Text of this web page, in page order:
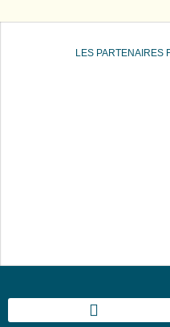
travers
LES PARTENAIRES